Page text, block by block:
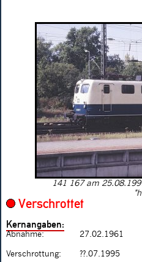
141 167 am
Verschrottet
Kernangaben:
Abnahme: 27.02.1961
Verschrottung: ??.07.1995